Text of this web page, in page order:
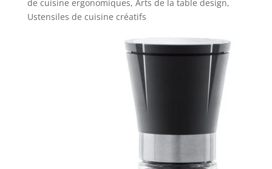
de cuisine ergonomiques, Arts de la table design,
Ustensiles de cuisine créatifs